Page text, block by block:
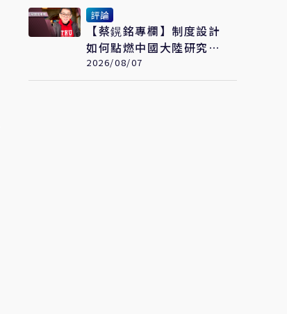
評論
【蔡鎤銘專欄】制度設計
如何點燃中國大陸研究型
大學的創新引擎
2026/08/07